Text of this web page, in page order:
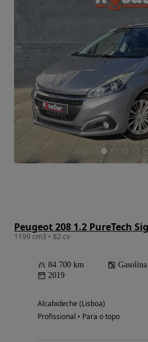
Peugeot 208 1.2 PureTech
1199 cm3 • 82 cv
84 700 km Gasolina
2019
Alcabideche (Lisboa)
Profissional • Para o topo